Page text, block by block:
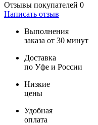
Отзывы покупателей 0
Написать отзыв
Выполнения
заказа от 30 минут
Доставка
по Уфе и России
Низкие
цены
Удобная
оплата